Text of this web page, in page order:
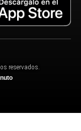
reservados.